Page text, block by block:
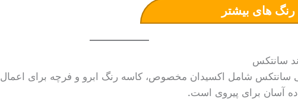
رنگ های بیشتر
سانتکس شامل اکسیدان مخصوص، کاسه رنگ ابرو و فرچه برای اعمال
آسان برای پیروی است.